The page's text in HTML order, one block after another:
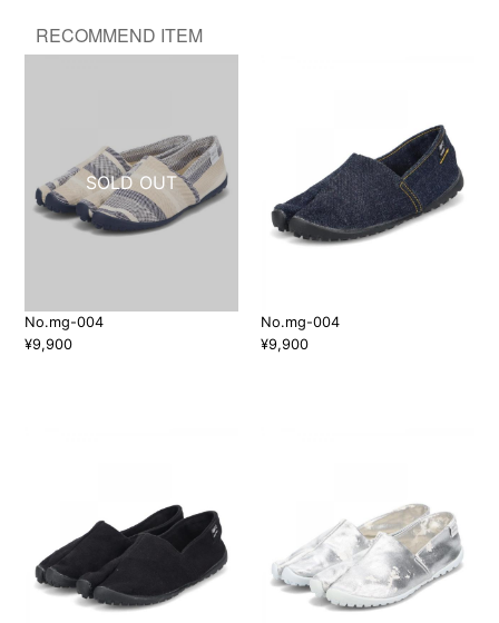
RECOMMEND ITEM
No.mg-004
¥9,900
No.mg-004
¥9,900